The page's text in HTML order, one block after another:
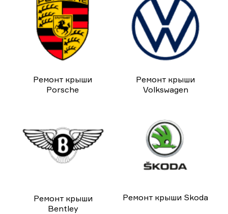
Ремонт крыши
Porsche
Ремонт крыши
Volkswagen
Ремонт крыши
Bentley
Ремонт крыши Skoda